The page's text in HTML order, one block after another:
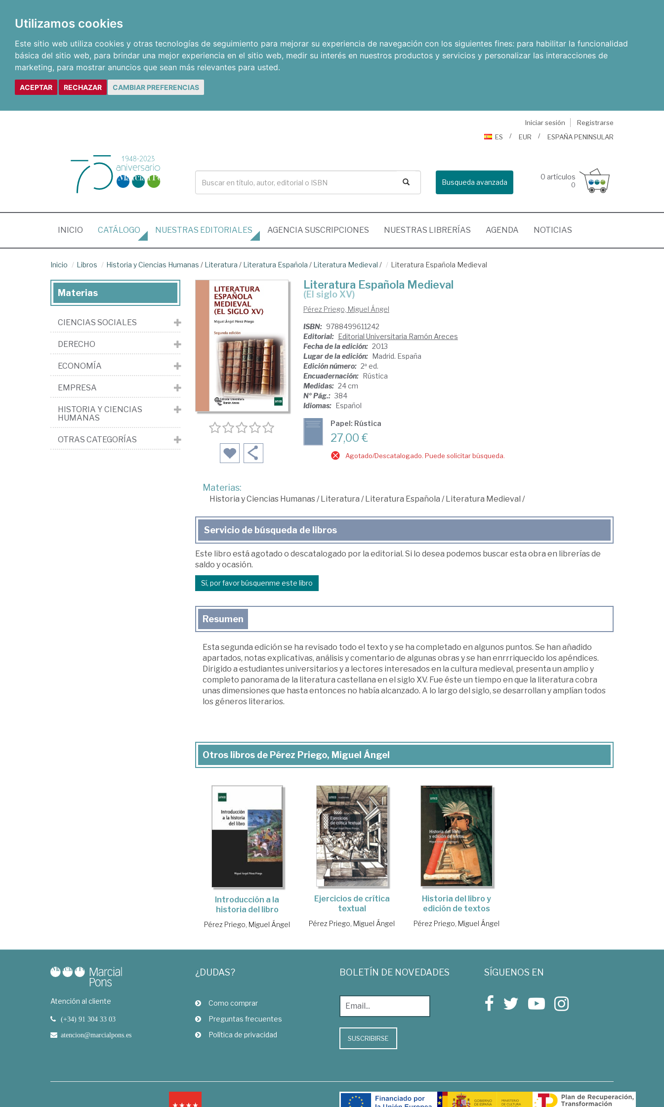
Utilizamos cookies
Este sitio web utiliza cookies y otras tecnologías de seguimiento para mejorar su experiencia de navegación con los siguientes fines: para habilitar la funcionalidad
básica del sitio web, para brindar una mejor experiencia en el sitio web, medir su interés en nuestros productos y servicios y personalizar las interacciones de
marketing, para mostrar anuncios que sean más relevantes para usted.
ACEPTAR RECHAZAR CAMBIAR PREFERENCIAS
Iniciar sesión
Registrarse
ES
EUR ESPAÑA PENINSULAR
Busqueda avanzada
0 artículos
0
INICIO (CURRENT)
CATÁLOGO NUESTRAS EDITORIALES AGENCIA SUSCRIPCIONES NUESTRAS LIBRERÍAS AGENDA NOTICIAS
Inicio Libros Historia y Ciencias Humanas / Literatura / Literatura Española / Literatura Medieval / Literatura Española Medieval
Literatura Española Medieval
(el siglo XV)
Pérez Priego, Miguel Ángel
ISBN: 9788499611242
Editorial: Editorial Universitaria Ramón Areces
Fecha de la edición: 2013
Lugar de la edición: Madrid. España
Edición número: 2ª ed.
Encuadernación: Rústica
Medidas: 24 cm
Nº Pág.: 384
Idiomas: Español
Papel: Rústica
27,00 €
Agotado/Descatalogado. Puede solicitar búsqueda.
Materias:
Historia y Ciencias Humanas/Literatura /Literatura Española /Literatura Medieval /
Servicio de búsqueda de libros
Este libro está agotado o descatalogado por la editorial. Si lo desea podemos buscar esta obra en librerías de
saldo y ocasión.
Sí, por favor búsquenme este libro
Resumen
Esta segunda edición se ha revisado todo el texto y se ha completado en algunos puntos. Se han añadido
apartados, notas explicativas, análisis y comentario de algunas obras y se han enrrriquecido los apéndices.
Dirigido a estudiantes universitarios y a lectores interesados en la cultura medieval, presenta un amplio y
completo panorama de la literatura castellana en el siglo XV. Fue éste un tiempo en que la literatura cobra
unas dimensiones que hasta entonces no había alcanzado. A lo largo del siglo, se desarrollan y amplían todos
los géneros literarios.
Otros libros de Pérez Priego, Miguel Ángel
Introducción a la
historia del libro
Pérez Priego, Miguel Ángel
Ejercicios de crítica
textual
Pérez Priego, Miguel Ángel
Historia del libro y
edición de textos
Pérez Priego, Miguel Ángel
Materias
CIENCIAS SOCIALES
DERECHO
ECONOMÍA
EMPRESA
HISTORIA Y CIENCIAS
HUMANAS
OTRAS CATEGORÍAS
Atención al cliente
(+34) 91 304 33 03
atencion@marcialpons.es
¿DUDAS?
Como comprar
Preguntas frecuentes
Política de privacidad
BOLETÍN DE NOVEDADES
SUSCRIBIRSE
SÍGUENOS EN